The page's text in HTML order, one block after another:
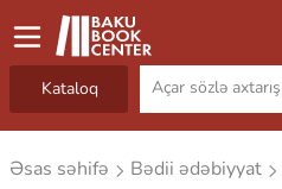
Kataloq
Əsas səhifə Bədii ədəbiyyat